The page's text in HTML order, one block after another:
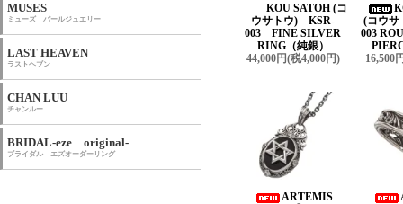
KOU SATOH (コ
ウサトウ) KSR-
003 FINE SILVER
RING（純銀）
44,000円(税4,000円)
(コウ
003
16,500
ARTEMIS
MUSES
ミューズ パールジュエリー
LAST HEAVEN
ラストヘブン
CHAN LUU
チャンルー
BRIDAL-eze original-
ブライダル エズオーダーリング